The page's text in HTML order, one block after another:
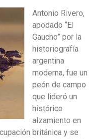
Antonio Rivero,
apodado “El
Gaucho” por la
historiografía
argentina
moderna, fue un
peón de campo
que lideró un
histórico
alzamiento en
británica y se